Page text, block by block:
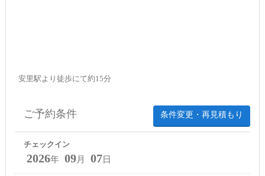
安里駅より徒歩にて約15分
条件変更・再見積もり
ご予約条件
チェックイン
2026年 09月 07日